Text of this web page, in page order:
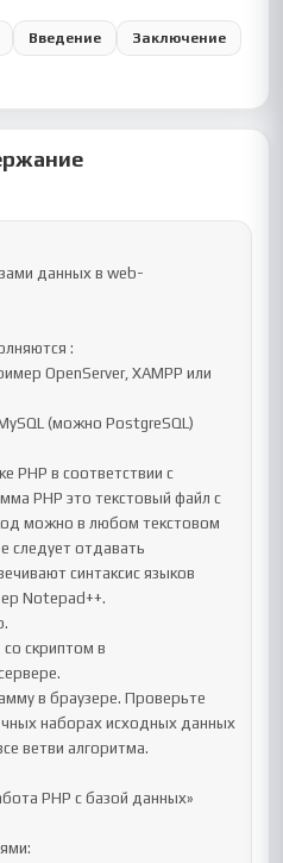
Введение Заключение
данных в web-
:
OpenServer, XAMPP или
(можно PostgreSQL)
PHP в соответствии с
PHP это текстовый файл с
можно в любом текстовом
следует отдавать
синтаксис языков
Notepad++.
скриптом в
в браузере. Проверьте
наборах исходных данных
ветви алгоритма.
PHP с базой данных»